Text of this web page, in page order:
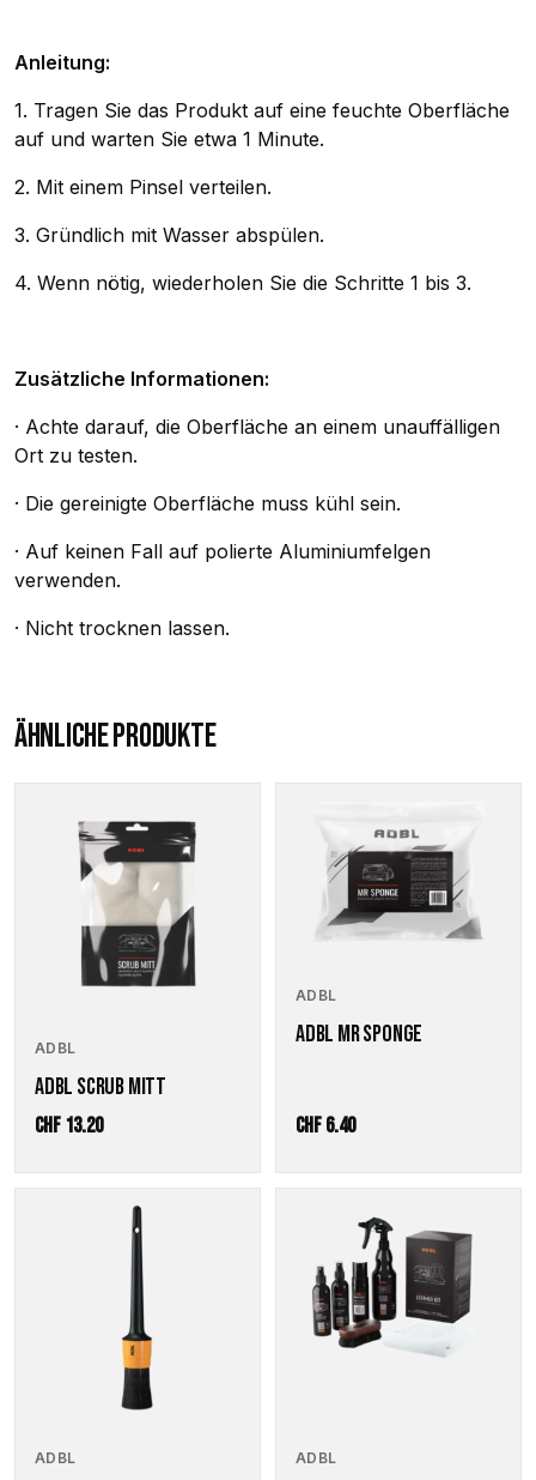
Anleitung:
1. Tragen Sie das Produkt auf eine feuchte Oberfläche
auf und warten Sie etwa 1 Minute.
2. Mit einem Pinsel verteilen.
3. Gründlich mit Wasser abspülen.
4. Wenn nötig, wiederholen Sie die Schritte 1 bis 3.
Zusätzliche Informationen:
· Achte darauf, die Oberfläche an einem unauffälligen
Ort zu testen.
· Die gereinigte Oberfläche muss kühl sein.
· Auf keinen Fall auf polierte Aluminiumfelgen
verwenden.
· Nicht trocknen lassen.
ÄHNLICHE PRODUKTE
ADBL
ADBL SCRUB MITT
CHF 13.20
ADBL
ADBL MR SPONGE
CHF6.40
ADBL ADBL